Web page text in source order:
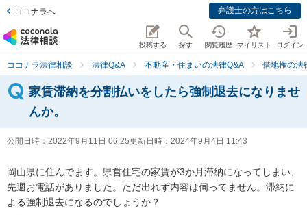
ココナラへ 弁護士の方はこちら
投稿する 探す 閲覧履歴 マイリスト ログイン
ココナラ法律相談 法律Q&A 不動産・住まいの法律Q&A 借地権の法
家賃滞納を分割払いをしたら強制退去になりませ
んか。
公開日時： 2022年9月11日 06:25更新日時： 2024年9月4日 11:43
岡山県に住んでます。県営住宅の家賃が3か月滞納になってしまい、
先週お電話がありました。ただ出れず内容は伺ってません。滞納に
よる強制退去になるのでしょうか？